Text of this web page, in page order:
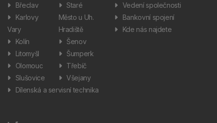
Břeclav
Karlovy
Vary
Kolín
Litomyšl
Olomouc
Slušovice
Staré
Město u Uh.
Hradiště
Šenov
Šumperk
Třebíč
Všejany
Dílenská a servisní technika
Vedení společnosti
Bankovní spojení
Kde nás najdete